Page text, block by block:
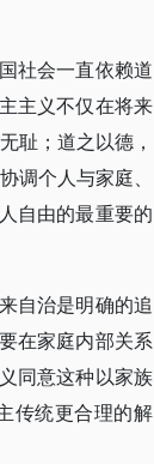
社会一直依赖道
主义不仅在将来
耻；道之以德，
调个人与家庭、
自由的最重要的
自治是明确的追
在家庭内部关系
同意这种以家族
传统更合理的解